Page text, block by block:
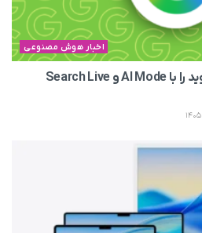
اخبار هوش مصنوعی
گوگل جستجوی صوتی اندروید را با AI Mode و Search Live